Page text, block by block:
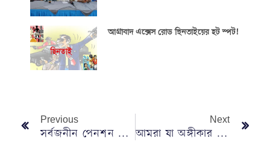
আগ্রাবাদ এক্সেস রোড ছিনতাইয়ের হট স্পট!
Previous
সর্বজনীন পেনশন স্কিম উদ্বোধন করলেন প্রধানমন্ত্রী
Next
আমরা যা অঙ্গীকার করি সেটা রাখি : প্রধানমন্ত্রী